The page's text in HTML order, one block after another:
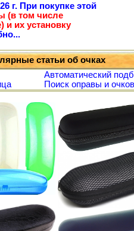
г. При покупке этой
(в том числе
и их установку
статьи об очках
Автоматический
Поиск оправы и